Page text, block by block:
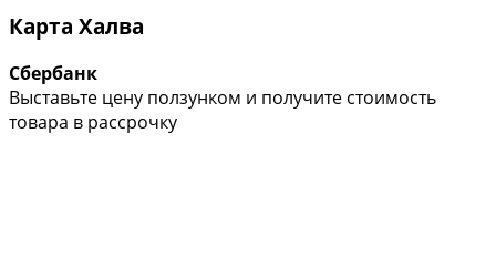
Карта Халва
Сбербанк
Выставьте цену ползунком и получите стоимость
товара в рассрочку